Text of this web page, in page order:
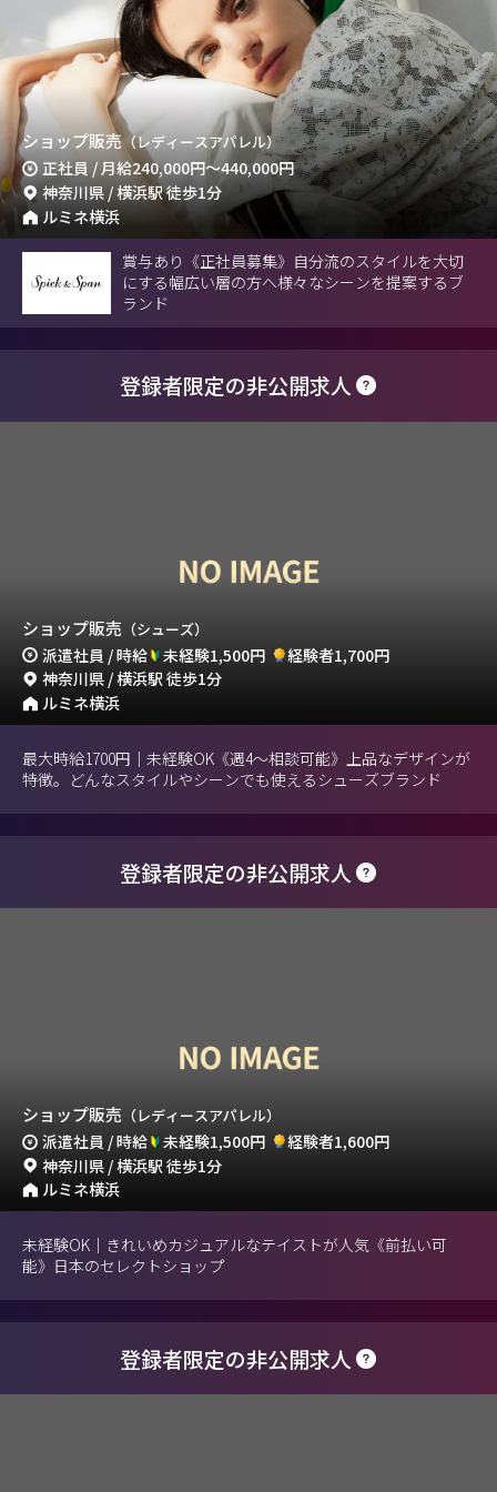
ショップ販売 （レディースアパレル）
正社員 / 月給240,000円～440,000円
神奈川県 / 横浜駅 徒歩1分
ルミネ横浜
賞与あり《正社員募集》自分流のスタイルを大切
にする幅広い層の方へ様々なシーンを提案するブ
ランド
登録者限定の非公開求人
ショップ販売 （シューズ）
派遣社員 / 時給 未経験1,500円
経験者1,700円
神奈川県 / 横浜駅 徒歩1分
ルミネ横浜
最大時給1700円｜未経験OK《週4～相談可能》上品なデザインが
特徴。どんなスタイルやシーンでも使えるシューズブランド
登録者限定の非公開求人
ショップ販売 （レディースアパレル）
派遣社員 / 時給 未経験1,500円
経験者1,600円
神奈川県 / 横浜駅 徒歩1分
ルミネ横浜
未経験OK｜きれいめカジュアルなテイストが人気《前払い可
能》日本のセレクトショップ
登録者限定の非公開求人